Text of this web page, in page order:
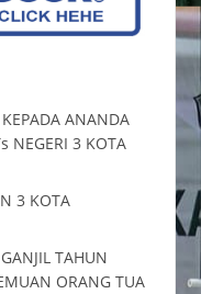
ANANDA
NEGERI 3 KOTA
3 KOTA
TAHUN
ORANG TUA